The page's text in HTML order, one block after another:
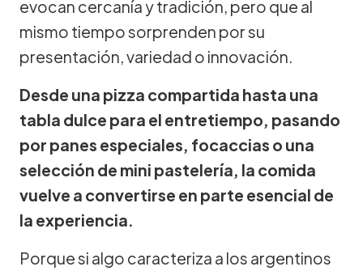
evocan cercanía y tradición, pero que al
mismo tiempo sorprenden por su
presentación, variedad o innovación.
Desde una pizza compartida hasta una
tabla dulce para el entretiempo, pasando
por panes especiales, focaccias o una
selección de mini pastelería, la comida
vuelve a convertirse en parte esencial de
la experiencia.
Porque si algo caracteriza a los argentinos